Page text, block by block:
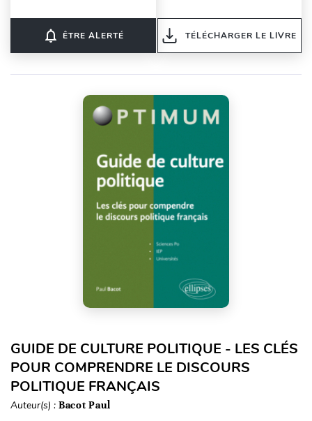
notifications_none ÊTRE ALERTÉ TÉLÉCHARGER LE LIVRE
GUIDE DE CULTURE POLITIQUE - LES CLÉS
POUR COMPRENDRE LE DISCOURS
POLITIQUE FRANÇAIS
Auteur(s) : Bacot Paul